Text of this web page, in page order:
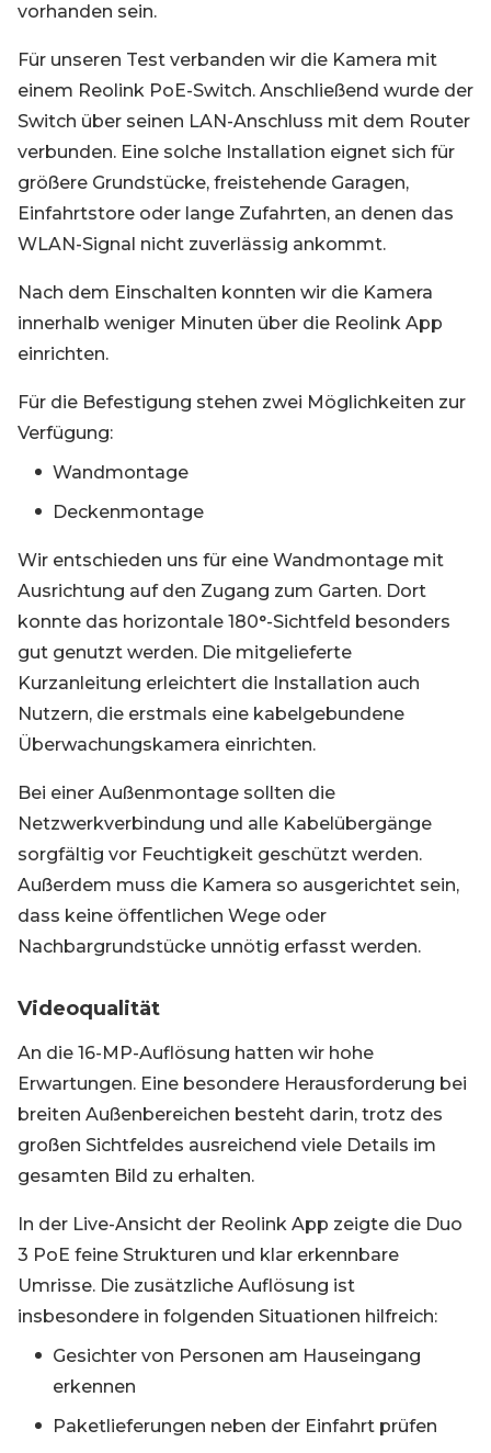
vorhanden sein.
Für unseren Test verbanden wir die Kamera mit
einem Reolink PoE-Switch. Anschließend wurde der
Switch über seinen LAN-Anschluss mit dem Router
verbunden. Eine solche Installation eignet sich für
größere Grundstücke, freistehende Garagen,
Einfahrtstore oder lange Zufahrten, an denen das
WLAN-Signal nicht zuverlässig ankommt.
Nach dem Einschalten konnten wir die Kamera
innerhalb weniger Minuten über die Reolink App
einrichten.
Für die Befestigung stehen zwei Möglichkeiten zur
Verfügung:
Wandmontage
Deckenmontage
Wir entschieden uns für eine Wandmontage mit
Ausrichtung auf den Zugang zum Garten. Dort
konnte das horizontale 180°-Sichtfeld besonders
gut genutzt werden. Die mitgelieferte
Kurzanleitung erleichtert die Installation auch
Nutzern, die erstmals eine kabelgebundene
Überwachungskamera einrichten.
Bei einer Außenmontage sollten die
Netzwerkverbindung und alle Kabelübergänge
sorgfältig vor Feuchtigkeit geschützt werden.
Außerdem muss die Kamera so ausgerichtet sein,
dass keine öffentlichen Wege oder
Nachbargrundstücke unnötig erfasst werden.
Videoqualität
An die 16-MP-Auflösung hatten wir hohe
Erwartungen. Eine besondere Herausforderung bei
breiten Außenbereichen besteht darin, trotz des
großen Sichtfeldes ausreichend viele Details im
gesamten Bild zu erhalten.
In der Live-Ansicht der Reolink App zeigte die Duo
3 PoE feine Strukturen und klar erkennbare
Umrisse. Die zusätzliche Auflösung ist
insbesondere in folgenden Situationen hilfreich:
Gesichter von Personen am Hauseingang
erkennen
Paketlieferungen neben der Einfahrt prüfen